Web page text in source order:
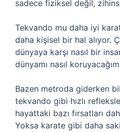
sadece fiziksel değil,
Tekvando mu daha iyi
daha kişisel bir hal alıyor.
dünyaya karşı nasıl bir
dünyamı nasıl
Bazen metroda giderken
tekvando gibi hızlı
hayattaki bazı fırsatları
Yoksa karate gibi daha